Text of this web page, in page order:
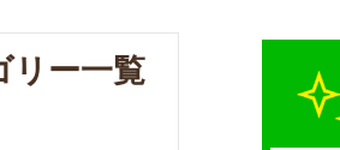
リー一覧